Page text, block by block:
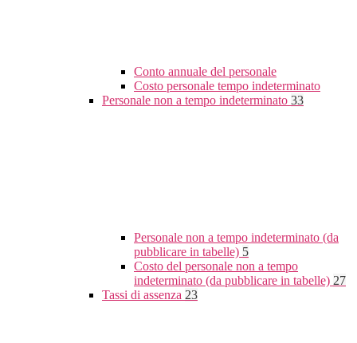
Conto annuale del personale
Costo personale tempo indeterminato
Personale non a tempo indeterminato 33
Personale non a tempo indeterminato (da
pubblicare in tabelle) 5
Costo del personale non a tempo
indeterminato (da pubblicare in tabelle) 27
Tassi di assenza 23